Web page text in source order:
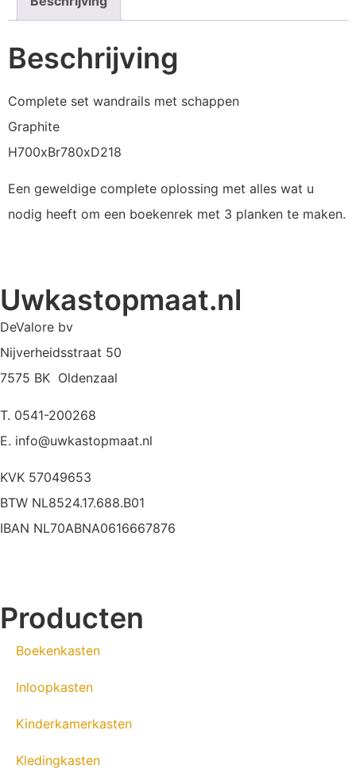
Beschrijving
Complete set wandrails met schappen
Graphite
H700xBr780xD218
Een geweldige complete oplossing met alles wat u
nodig heeft om een ​​boekenrek met 3 planken te maken.
Uwkastopmaat.nl
DeValore bv
Nijverheidsstraat 50
7575 BK Oldenzaal
T. 0541-200268
E. info@uwkastopmaat.nl
KVK 57049653
BTW NL8524.17.688.B01
IBAN NL70ABNA0616667876
Producten
Boekenkasten
Inloopkasten
Kinderkamerkasten
Kledingkasten